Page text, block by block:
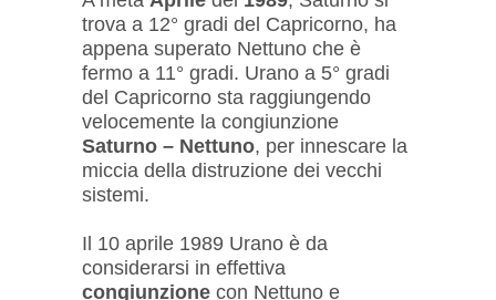
trova a 12° gradi del Capricorno, ha
appena superato Nettuno che è
fermo a 11° gradi. Urano a 5° gradi
del Capricorno sta raggiungendo
velocemente la congiunzione
Saturno – Nettuno, per innescare la
miccia della distruzione dei vecchi
sistemi.
Il 10 aprile 1989 Urano è da
considerarsi in effettiva
congiunzione con Nettuno e